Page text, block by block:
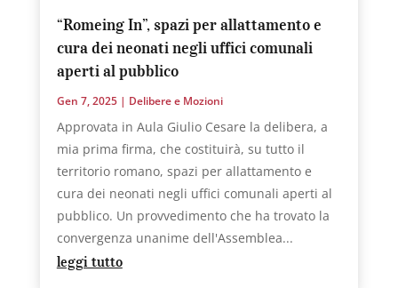
“Romeing In”, spazi per allattamento e
cura dei neonati negli uffici comunali
aperti al pubblico
Gen 7, 2025| Delibere e Mozioni
Approvata in Aula Giulio Cesare la delibera, a
mia prima firma, che costituirà, su tutto il
territorio romano, spazi per allattamento e
cura dei neonati negli uffici comunali aperti al
pubblico. Un provvedimento che ha trovato la
convergenza unanime dell'Assemblea...
leggi tutto